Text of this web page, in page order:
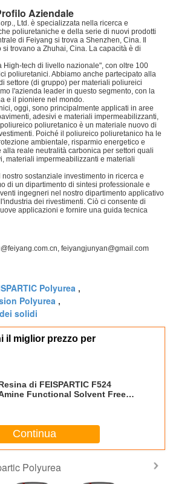
Aziendale
Ltd. è specializzata nella ricerca e
poliuretaniche e della serie di nuovi prodotti
di Feiyang si trova a Shenzhen, Cina. Il
trovano a Zhuhai, Cina. La capacità è di
High-tech di livello nazionale", con oltre 100
poliuretanici. Abbiamo anche partecipato alla
settore (di gruppo) per materiali poliureici
l'azienda leader in questo segmento, con la
e il pioniere nel mondo.
oggi, sono principalmente applicati in aree
adesivi e materiali impermeabilizzanti,
poliuretanico è un materiale nuovo di
Poiché il poliureico poliuretanico ha le
ambientale, risparmio energetico e
reale neutralità carbonica per settori quali
materiali impermeabilizzanti e materiali
sostanziale investimento in ricerca e
di un dipartimento di sintesi professionale e
ingegneri nel nostro dipartimento applicativo
dei rivestimenti. Ciò ci consente di
applicazioni e fornire una guida tecnica
feiyangjunyan@gmail.com
Polyurea ,
Polyurea ,
solidi
il miglior prezzo per
di FEISPARTIC F524
Functional Solvent Free
Continua
Polyurea